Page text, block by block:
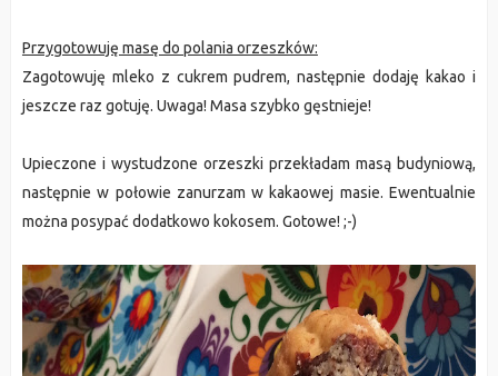
Przygotowuję masę do polania orzeszków:
Zagotowuję mleko z cukrem pudrem, następnie dodaję kakao i
jeszcze raz gotuję. Uwaga! Masa szybko gęstnieje!
Upieczone i wystudzone orzeszki przekładam masą budyniową,
następnie w połowie zanurzam w kakaowej masie. Ewentualnie
można posypać dodatkowo kokosem. Gotowe! ;-)